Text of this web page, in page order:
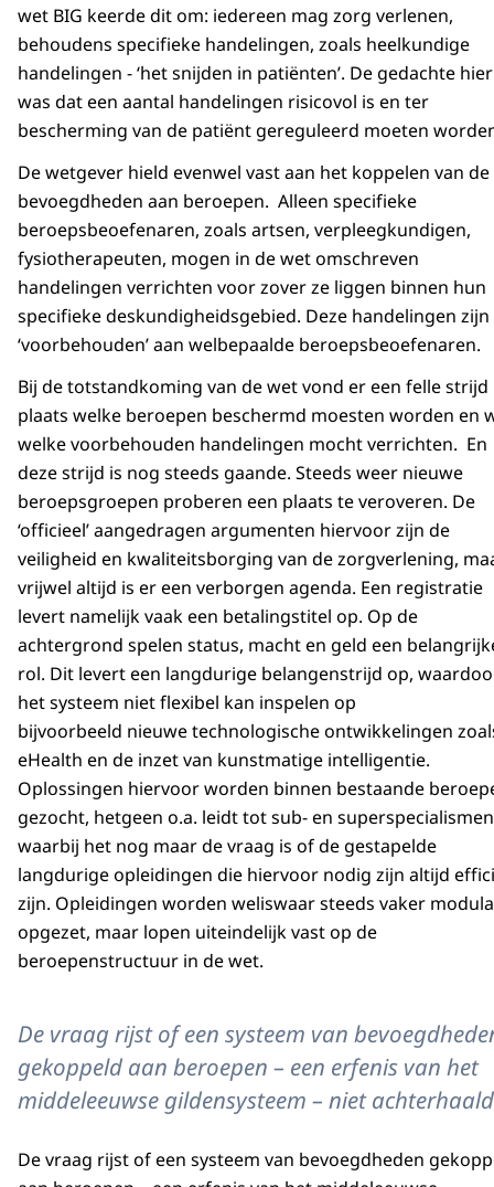
wet BIG keerde dit om: iedereen mag zorg verlenen,
behoudens specifieke handelingen, zoals heelkundige
handelingen - ‘het snijden in patiënten’. De gedachte
was dat een aantal handelingen risicovol is en ter
bescherming van de patiënt gereguleerd moeten
De wetgever hield evenwel vast aan het koppelen van de
bevoegdheden aan beroepen. Alleen specifieke
beroepsbeoefenaren, zoals artsen, verpleegkundigen,
fysiotherapeuten, mogen in de wet omschreven
handelingen verrichten voor zover ze liggen binnen hun
specifieke deskundigheidsgebied. Deze handelingen zijn
‘voorbehouden’ aan welbepaalde beroepsbeoefenaren.
Bij de totstandkoming van de wet vond er een felle strijd
plaats welke beroepen beschermd moesten worden en
welke voorbehouden handelingen mocht verrichten. En
deze strijd is nog steeds gaande. Steeds weer nieuwe
beroepsgroepen proberen een plaats te veroveren. De
‘officieel’ aangedragen argumenten hiervoor zijn de
veiligheid en kwaliteitsborging van de zorgverlening,
vrijwel altijd is er een verborgen agenda. Een registratie
levert namelijk vaak een betalingstitel op. Op de
achtergrond spelen status, macht en geld een
rol. Dit levert een langdurige belangenstrijd op,
het systeem niet flexibel kan inspelen op
bijvoorbeeld nieuwe technologische ontwikkelingen
eHealth en de inzet van kunstmatige intelligentie.
Oplossingen hiervoor worden binnen bestaande
gezocht, hetgeen o.a. leidt tot sub- en
waarbij het nog maar de vraag is of de gestapelde
langdurige opleidingen die hiervoor nodig zijn altijd
zijn. Opleidingen worden weliswaar steeds vaker
opgezet, maar lopen uiteindelijk vast op de
beroepenstructuur in de wet.
De vraag rijst of een systeem van
gekoppeld aan beroepen – een erfenis van het
middeleeuwse gildensysteem – niet
De vraag rijst of een systeem van bevoegdheden